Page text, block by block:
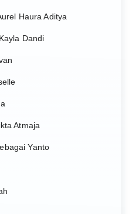
Haura Aditya
Dandi
Atmaja
Yanto